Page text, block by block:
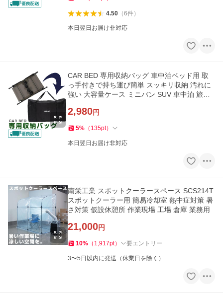
4.50（6件）
本日翌日お届け非対応
CAR BED 専用収納バッグ 車中泊ベッド用 取
っ手付きで持ち運び簡単 スッキリ収納 汚れに
強い 大容量ケース ミニバン SUV 車中泊 旅行
2,980円
5% （ 135pt）
本日翌日お届け非対応
南栄工業 スポットクーラースペース SCS214T
スポットクーラー用 簡易冷却室 熱中症対策 暑
さ対策 仮設休憩所 作業現場 工場 倉庫 業務用
21,000円
10% （ 1,917pt） 要エントリー
3〜5日以内に発送（休業日を除く）